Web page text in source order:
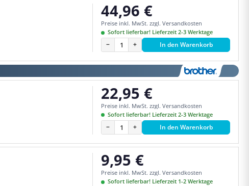
Regulärer Preis:
44,96 €
Preise inkl. MwSt. zzgl. Versandkosten
Sofort lieferbar! Lieferzeit 2-3 Werktage
− + In den Warenkorb
Regulärer Preis:
22,95 €
Preise inkl. MwSt. zzgl. Versandkosten
Sofort lieferbar! Lieferzeit 2-3 Werktage
− + In den Warenkorb
Regulärer Preis:
9,95 €
Preise inkl. MwSt. zzgl. Versandkosten
Sofort lieferbar! Lieferzeit 1-2 Werktage